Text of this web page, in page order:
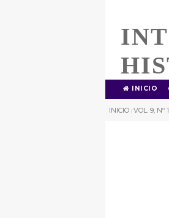
INICIO
INICIO | VOL. 9, Nº